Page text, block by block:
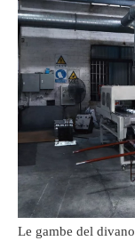
Le gambe del